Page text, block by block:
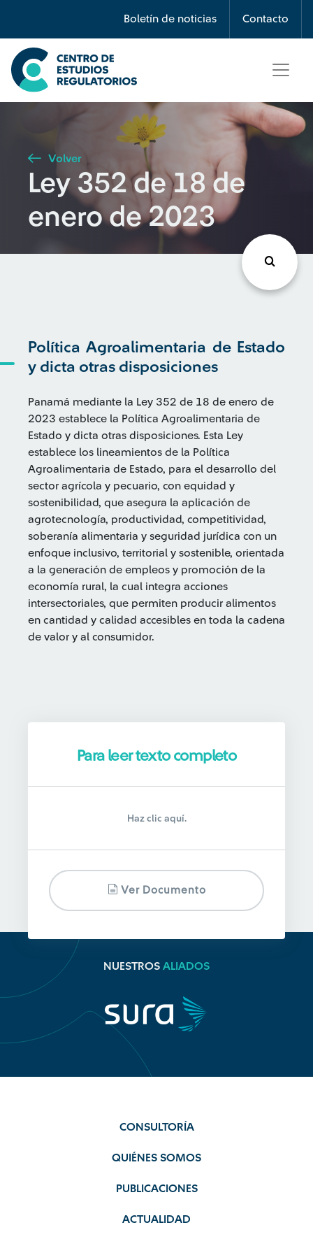
Boletín de noticias Contacto
Búsqueda
Seleccione país
Tipo de artículo
Buscar
Volver
Ley 352 de 18 de
enero de 2023
Política Agroalimentaria de Estado
y dicta otras disposiciones
Panamá mediante la Ley 352 de 18 de enero de
2023 establece la Política Agroalimentaria de
Estado y dicta otras disposiciones. Esta Ley
establece los lineamientos de la Política
Agroalimentaria de Estado, para el desarrollo del
sector agrícola y pecuario, con equidad y
sostenibilidad, que asegura la aplicación de
agrotecnología, productividad, competitividad,
soberanía alimentaria y seguridad jurídica con un
enfoque inclusivo, territorial y sostenible, orientada
a la generación de empleos y promoción de la
economía rural, la cual integra acciones
intersectoriales, que permiten producir alimentos
en cantidad y calidad accesibles en toda la cadena
de valor y al consumidor.
Para leer texto completo
Haz clic aquí.
Ver Documento
NUESTROS ALIADOS
CONSULTORÍA
QUIÉNES SOMOS
PUBLICACIONES
ACTUALIDAD